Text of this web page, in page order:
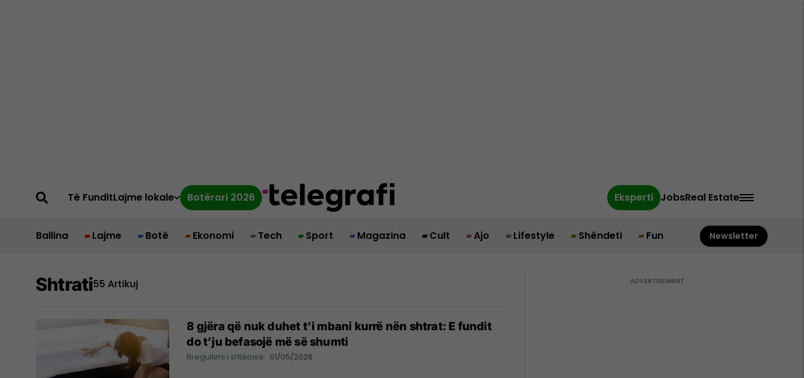
Të FunditLajme lokale Botërori 2026 Eksperti JobsReal Estate
Ballina Lajme Botë Ekonomi Tech Sport Magazina Cult Ajo Lifestyle Shëndeti Fun Newsletter
Shtrati55 Artikuj
8 gjëra që nuk duhet t’i mbani kurrë nën shtrat: E fundit
do t’ju befasojë më së shumti
Rregullimi i shtëpisë 01/05/2026